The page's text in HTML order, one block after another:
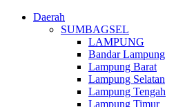
Daerah
SUMBAGSEL
LAMPUNG
Bandar Lampung
Lampung Barat
Lampung Selatan
Lampung Tengah
Lampung Timur